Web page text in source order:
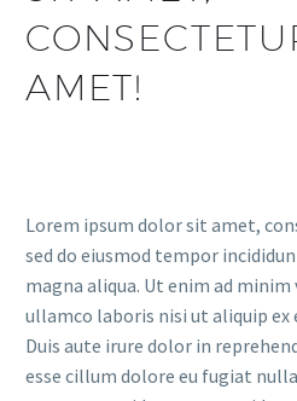
AMET!
Lorem ipsum dolor sit amet,
sed do eiusmod tempor
magna aliqua. Ut enim ad
ullamco laboris nisi ut aliquip ex
Duis aute irure dolor in
esse cillum dolore eu fugiat